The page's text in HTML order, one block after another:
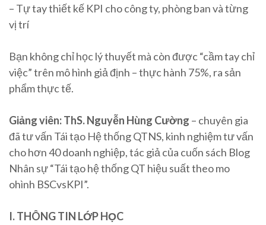
– Tự tay thiết kế KPI cho công ty, phòng ban và từng
vị trí
Bạn không chỉ học lý thuyết mà còn được “cầm tay chỉ
việc” trên mô hình giả định – thực hành 75%, ra sản
phẩm thực tế.
Giảng viên: ThS. Nguyễn Hùng Cường – chuyên gia
đã tư vấn Tái tạo Hệ thống QTNS, kinh nghiệm tư vấn
cho hơn 40 doanh nghiệp, tác giả của cuốn sách Blog
Nhân sự “Tái tạo hệ thống QT hiệu suất theo mo
ohình BSCvsKPI”.
I. THÔNG TIN LỚP HỌC